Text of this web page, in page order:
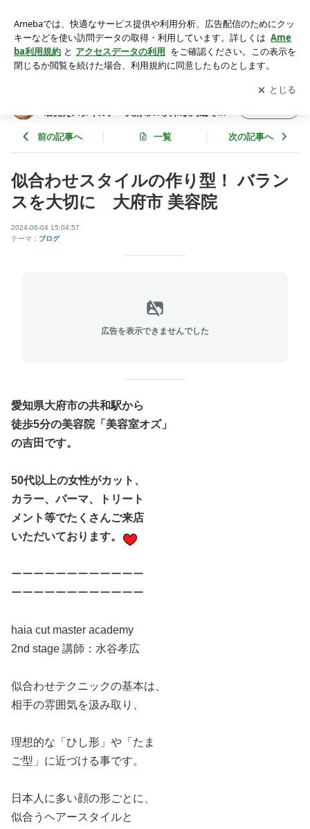
院 | 50代からの髪質改善！ ツヤ髪とボリュームで若見えスタ
イル。 大府市JR共和駅周辺で美容室・美容院をお探しなら
美容室オズ
アプリをダウンロードして ブログの更新通知
を受け取りまし
ょう。
開く
若見えスタイル。 大府市JR共和駅周辺で美
前の記事へ 一覧 次の記事へ
似合わせスタイルの作り型！ バラン
スを大切に 大府市 美容院
2024-06-04 15:04:57
テーマ： ブログ
広告を表示できませんでした
愛知県大府市の共和駅から
徒歩5分の美容院「美容室オズ」
の吉田です。
50代以上の女性がカット、
カラー、パーマ、トリート
メント等でたくさんご来店
いただいております。
ーーーーーーーーーーーー
ーーーーーーーーーーーー
haia cut master academy
2nd stage 講師：水谷孝広
似合わせテクニックの基本は、
相手の雰囲気を汲み取り、
理想的な「ひし形」や「たま
ご型」に近づける事です。
日本人に多い顔の形ごとに、
似合うヘアースタイルと